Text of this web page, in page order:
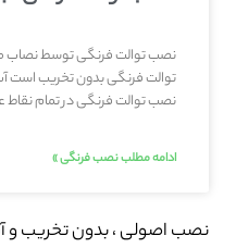
نصب توالت فرنگی توسط
توالت فرنگی بدون تخریب است
نصب توالت فرنگی در تمام نقاط
ادامه مطلب نصب فرنگی »
نصب اصولی ، بدون تخریب و